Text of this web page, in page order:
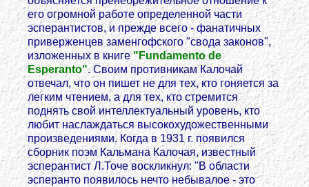
его огромной работе определенной части
эсперантистов, и прежде всего - фанатичных
приверженцев заменгофского "свода законов",
изложенных в книге "Fundamento de
Esperanto". Своим противникам Калочай
отвечал, что он пишет не для тех, кто гоняется за
легким чтением, а для тех, кто стремится
поднять свой интеллектуальный уровень, кто
любит наслаждаться высокохудожественными
произведениями. Когда в 1931 г. появился
сборник поэм Кальмана Калочая, известный
эсперантист Л.Точе воскликнул: "В области
эсперанто появилось нечто небывалое - это